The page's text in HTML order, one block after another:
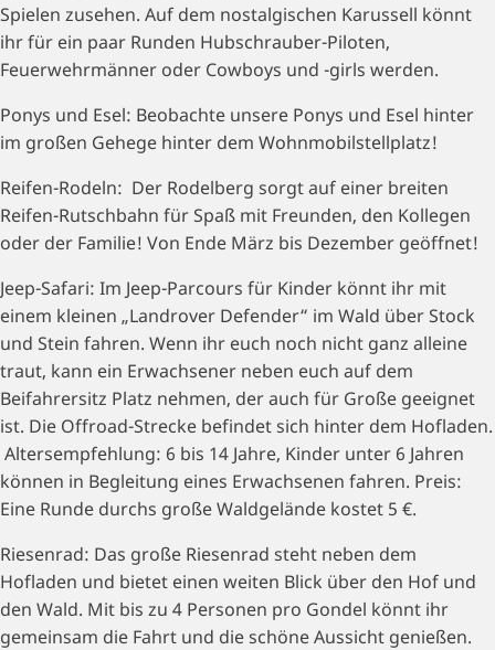
Spielen zusehen. Auf dem nostalgischen Karussell könnt
ihr für ein paar Runden Hubschrauber-Piloten,
Feuerwehrmänner oder Cowboys und -girls werden.
Ponys und Esel: Beobachte unsere Ponys und Esel hinter
im großen Gehege hinter dem Wohnmobilstellplatz!
Reifen-Rodeln: Der Rodelberg sorgt auf einer breiten
Reifen-Rutschbahn für Spaß mit Freunden, den Kollegen
oder der Familie! Von Ende März bis Dezember geöffnet!
Jeep-Safari: Im Jeep-Parcours für Kinder könnt ihr mit
einem kleinen „Landrover Defender“ im Wald über Stock
und Stein fahren. Wenn ihr euch noch nicht ganz alleine
traut, kann ein Erwachsener neben euch auf dem
Beifahrersitz Platz nehmen, der auch für Große geeignet
ist. Die Offroad-Strecke befindet sich hinter dem Hofladen.
Altersempfehlung: 6 bis 14 Jahre, Kinder unter 6 Jahren
können in Begleitung eines Erwachsenen fahren. Preis:
Eine Runde durchs große Waldgelände kostet 5 €.
Riesenrad: Das große Riesenrad steht neben dem
Hofladen und bietet einen weiten Blick über den Hof und
den Wald. Mit bis zu 4 Personen pro Gondel könnt ihr
gemeinsam die Fahrt und die schöne Aussicht genießen.